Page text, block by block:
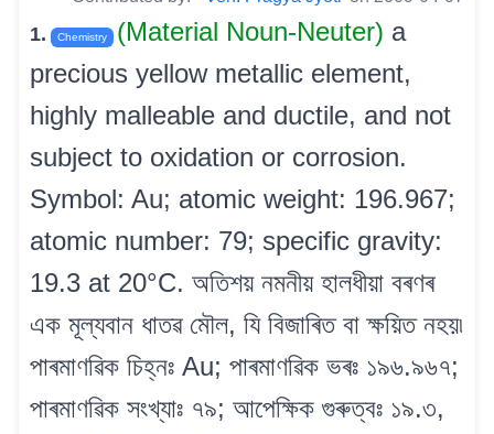
1. Chemistry (Material Noun-Neuter) a
precious yellow metallic element,
highly malleable and ductile, and not
subject to oxidation or corrosion.
Symbol: Au; atomic weight: 196.967;
atomic number: 79; specific gravity:
19.3 at 20°C. অতিশয় নমনীয় হালধীয়া বৰণৰ
এক মূল্যবান ধাতৱ মৌল, যি বিজাৰিত বা ক্ষয়িত নহয়৷
পাৰমাণৱিক চিহ্নঃ Au; পাৰমাণৱিক ভৰঃ ১৯৬.৯৬৭;
পাৰমাণৱিক সংখ্যাঃ ৭৯; আপেক্ষিক গুৰুত্বঃ ১৯.৩,